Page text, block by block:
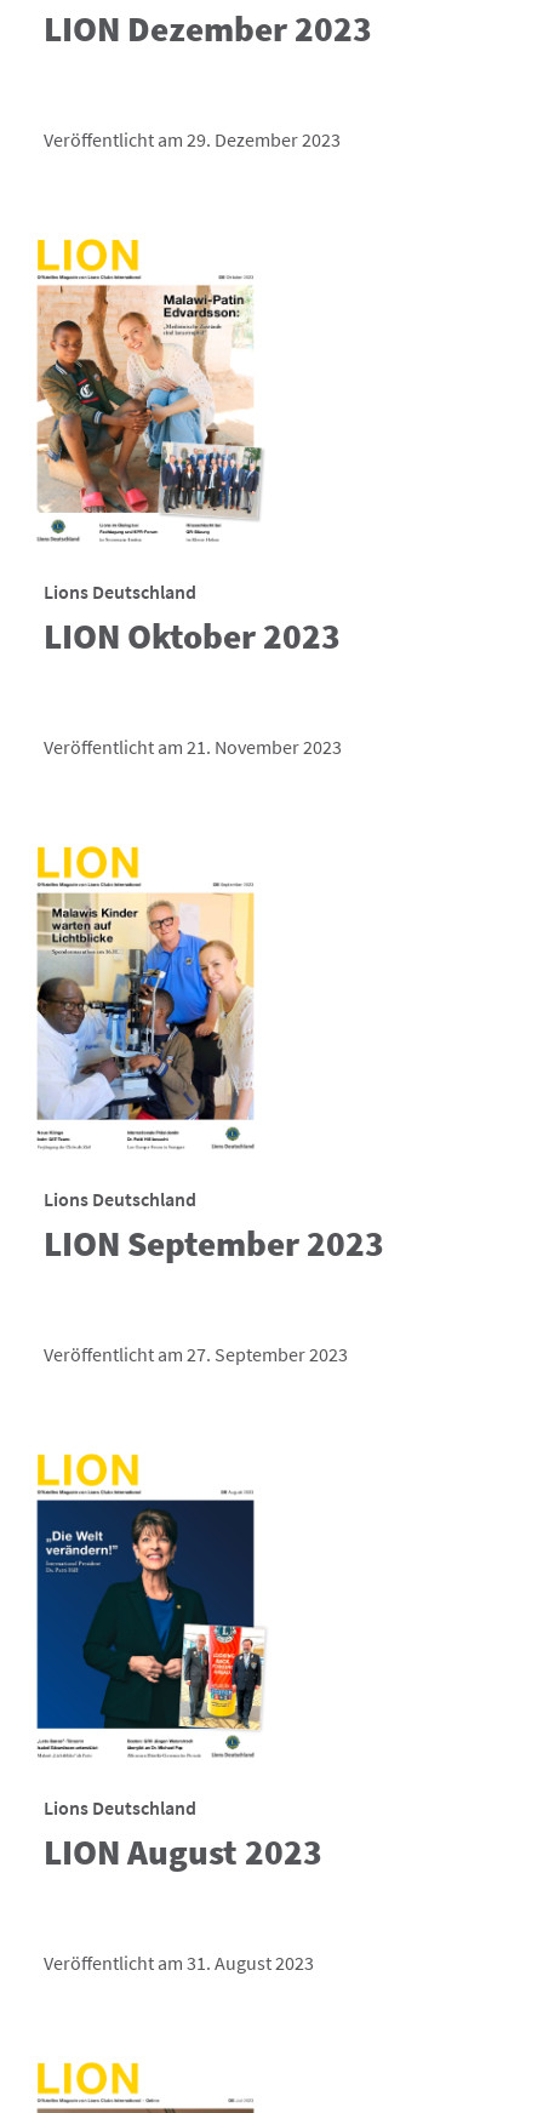
LION Dezember 2023
Veröffentlicht am 29. Dezember 2023
Lions Deutschland
LION Oktober 2023
Veröffentlicht am 21. November 2023
Lions Deutschland
LION September 2023
Veröffentlicht am 27. September 2023
Lions Deutschland
LION August 2023
Veröffentlicht am 31. August 2023